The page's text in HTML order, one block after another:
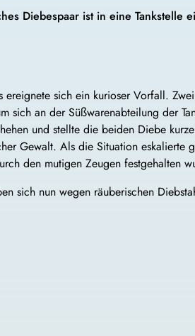
Diebespaar ist in eine Tankstelle
sich ein kurioser Vorfall.
sich an der Süßwarenabteilung der
und stellte die beiden Diebe
Gewalt. Als die Situation eskalierte
den mutigen Zeugen festgehalten
sich nun wegen räuberischen